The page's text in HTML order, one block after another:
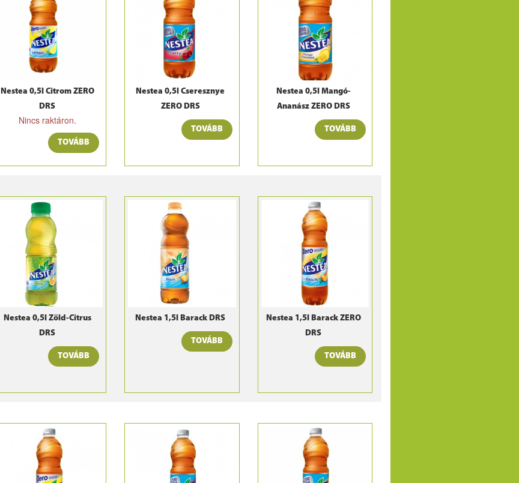
Nestea 0,5l Citrom ZERO
DRS
Nincs raktáron.
TOVÁBB
Nestea 0,5l Cseresznye
ZERO DRS
TOVÁBB
Nestea 0,5l Mangó-
Ananász ZERO DRS
TOVÁBB
Nestea 0,5l Zöld-Citrus
DRS
TOVÁBB
Nestea 1,5l Barack DRS
TOVÁBB
Nestea 1,5l Barack ZERO
DRS
TOVÁBB